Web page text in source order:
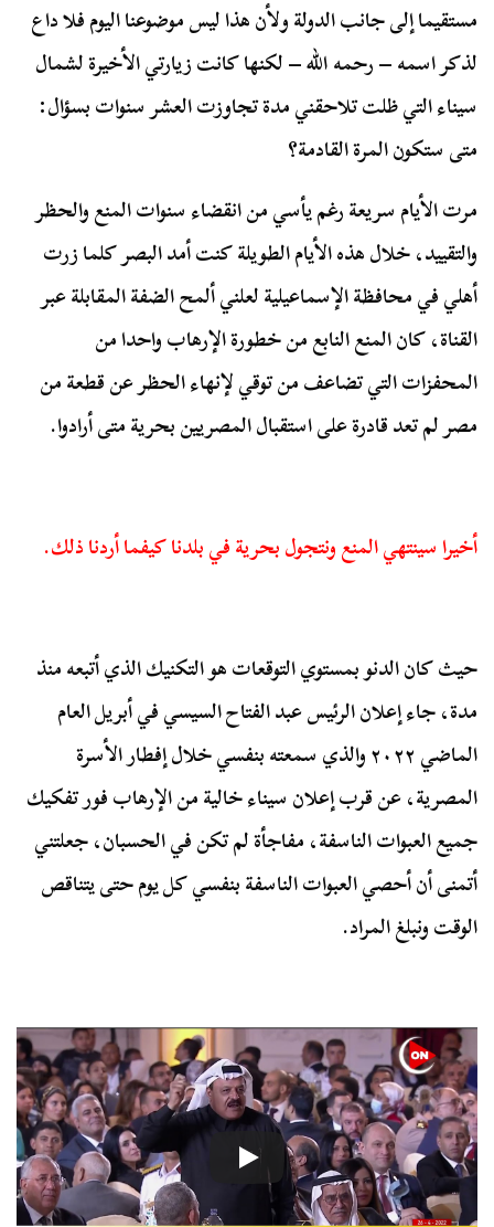
مستقيما إلى جانب الدولة ولأن هذا ليس موضوعنا اليوم فلا داع
لذكر اسمه – رحمه الله – لكنها كانت زيارتي الأخيرة لشمال
سيناء التي ظلت تلاحقني مدة تجاوزت العشر سنوات بسؤال:
متى ستكون المرة القادمة؟
مرت الأيام سريعة رغم يأسي من انقضاء سنوات المنع والحظر
والتقييد، خلال هذه الأيام الطويلة كنت أمد البصر كلما زرت
أهلي في محافظة الإسماعيلية لعلني ألمح الضفة المقابلة عبر
القناة، كان المنع النابع من خطورة الإرهاب واحدا من
المحفزات التي تضاعف من توقي لإنهاء الحظر عن قطعة من
مصر لم تعد قادرة على استقبال المصريين بحرية متى أرادوا.
أخيرا سينتهي المنع ونتجول بحرية في بلدنا كيفما أردنا ذلك.
حيث كان الدنو بمستوي التوقعات هو التكنيك الذي أتبعه منذ
مدة، جاء إعلان الرئيس عبد الفتاح السيسي في أبريل العام
الماضي ٢٠٢٢ والذي سمعته بنفسي خلال إفطار الأسرة
المصرية، عن قرب إعلان سيناء خالية من الإرهاب فور تفكيك
جميع العبوات الناسفة، مفاجأة لم تكن في الحسبان، جعلتني
أتمنى أن أحصي العبوات الناسفة بنفسي كل يوم حتى يتناقص
الوقت ونبلغ المراد.